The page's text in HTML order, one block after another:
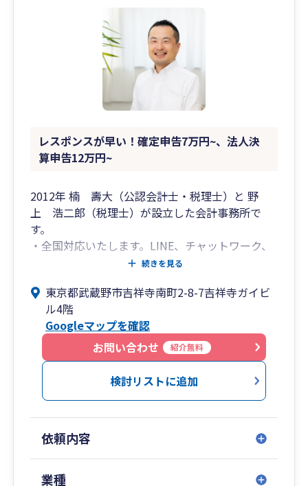
レスポンスが早い！確定申告7万円~、法人決
算申告12万円~
2012年 楠 壽大（公認会計士・税理士）と 野
上 浩二郎（税理士）が設立した会計事務所で
す。
・全国対応いたします。LINE、チャットワーク、
WEB会議にも対応し、気軽にご相談しやすい体制
・個人事業主、小規模事業者の税務を得意として
おり、毎年数百件の申告にご対応しております。
・法人決算のみ、確定申告のみにも対応しており
・提携している専門家との共同により、決算申告
だけでなく、労務の問題や役所への各種届出、資
金調達、など税務以外のお悩みにも幅広く対応さ
対応いたします。
続きを見る
東京都武蔵野市吉祥寺南町2-8-7吉祥寺ガイビ
ル4階
Googleマップを確認
お問い合わせ
紹介無料
検討リストに追加
依頼内容
業種